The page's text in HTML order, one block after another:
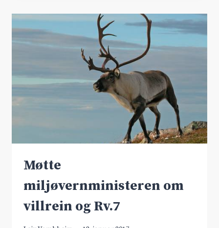
SENTERPARTIETS
STORTINGSGRUPPE
Møtte
miljøvernministeren om
villrein og Rv.7